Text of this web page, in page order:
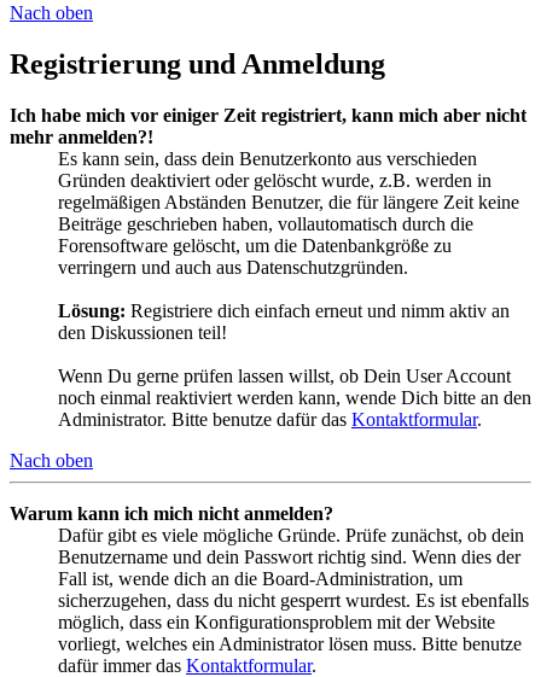
Nach oben
Registrierung und Anmeldung
Ich habe mich vor einiger Zeit registriert, kann mich aber nicht
mehr anmelden?!
Es kann sein, dass dein Benutzerkonto aus verschieden
Gründen deaktiviert oder gelöscht wurde, z.B. werden in
regelmäßigen Abständen Benutzer, die für längere Zeit keine
Beiträge geschrieben haben, vollautomatisch durch die
Forensoftware gelöscht, um die Datenbankgröße zu
verringern und auch aus Datenschutzgründen.
Lösung: Registriere dich einfach erneut und nimm aktiv an
den Diskussionen teil!
Wenn Du gerne prüfen lassen willst, ob Dein User Account
noch einmal reaktiviert werden kann, wende Dich bitte an den
Administrator. Bitte benutze dafür das Kontaktformular.
Nach oben
Warum kann ich mich nicht anmelden?
Dafür gibt es viele mögliche Gründe. Prüfe zunächst, ob dein
Benutzername und dein Passwort richtig sind. Wenn dies der
Fall ist, wende dich an die Board-Administration, um
sicherzugehen, dass du nicht gesperrt wurdest. Es ist ebenfalls
möglich, dass ein Konfigurationsproblem mit der Website
vorliegt, welches ein Administrator lösen muss. Bitte benutze
dafür immer das Kontaktformular.